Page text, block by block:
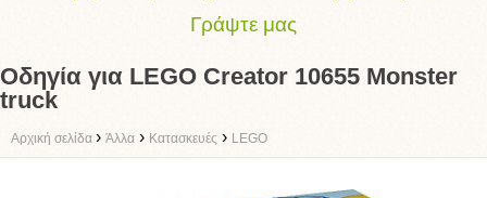
Γράψτε μας
Οδηγία για LEGO Creator 10655 Monster
truck
Αρχική σελίδα › Άλλα › Κατασκευές › LEGO